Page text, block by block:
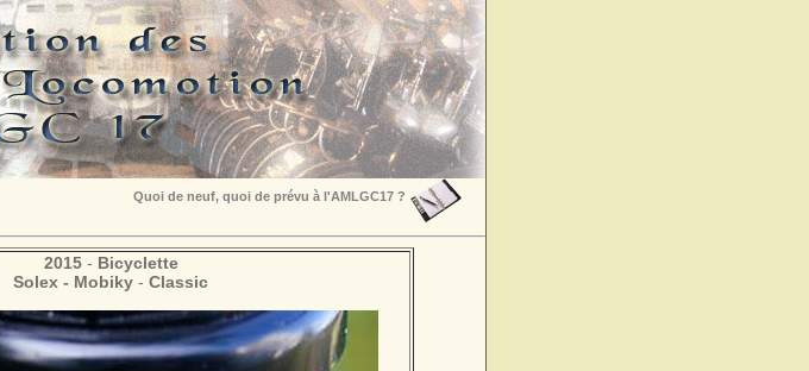
Quoi de neuf, quoi de prévu à l'AMLGC17 ?
2015- Bicyclette
Solex - Mobiky - Classic